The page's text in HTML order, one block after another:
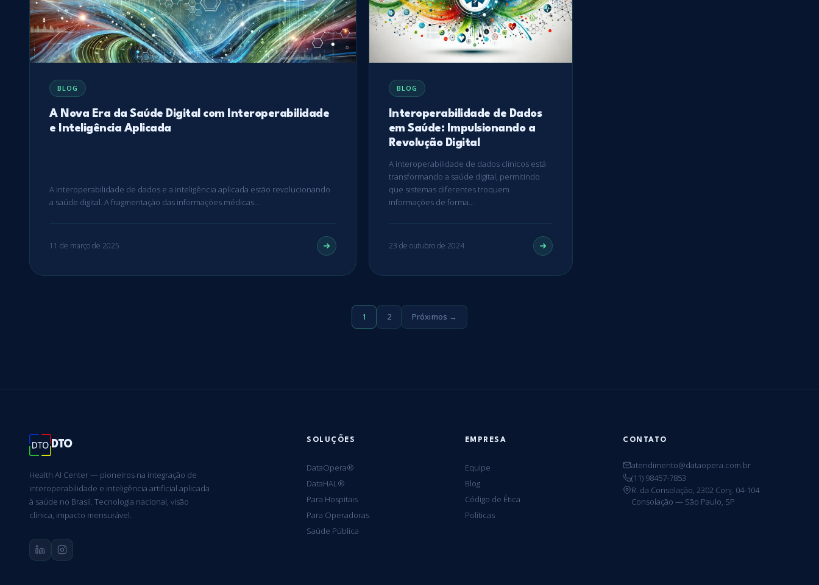
BLOG
A Nova Era da Saúde Digital com Interoperabilidade
e Inteligência Aplicada
A interoperabilidade de dados e a inteligência aplicada estão revolucionando
a saúde digital. A fragmentação das informações médicas…
11 de março de 2025
BLOG
Interoperabilidade de Dados
em Saúde: Impulsionando a
Revolução Digital
A interoperabilidade de dados clínicos está
transformando a saúde digital, permitindo
que sistemas diferentes troquem
informações de forma…
23 de outubro de 2024
Paginação
1 2 Próximos →
DTO
Health AI Center — pioneiros na integração de
interoperabilidade e inteligência artificial aplicada
à saúde no Brasil. Tecnologia nacional, visão
clínica, impacto mensurável.
SOLUÇÕES
DataOpera®
DataHAL®
Para Hospitais
Para Operadoras
Saúde Pública
EMPRESA
Equipe
Blog
Código de Ética
Políticas
CONTATO
atendimento@dataopera.com.br
(11) 98457-7853
R. da Consolação, 2302 Conj. 04-104
Consolação — São Paulo, SP